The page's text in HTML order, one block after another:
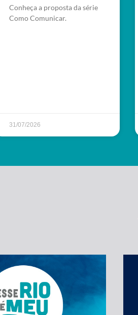
Conheça a proposta da série
Como Comunicar.
31/07/2026
Rio é Meu